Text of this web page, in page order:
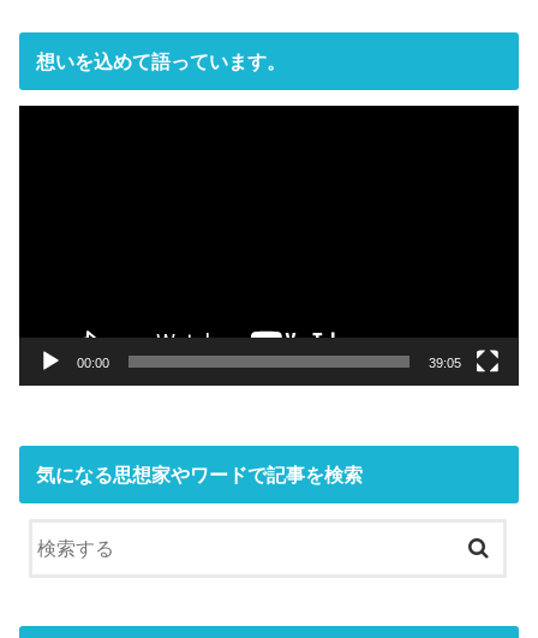
想いを込めて語っています。
00:00 39:05
気になる思想家やワードで記事を検索